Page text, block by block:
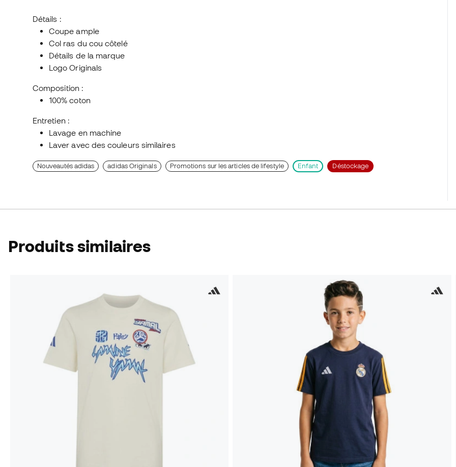
Détails :
Coupe ample
Col ras du cou côtelé
Détails de la marque
Logo Originals
Composition :
100% coton
Entretien :
Lavage en machine
Laver avec des couleurs similaires
Nouveautés adidas adidas Originals Promotions sur les articles de lifestyle Enfant Déstockage
Produits similaires